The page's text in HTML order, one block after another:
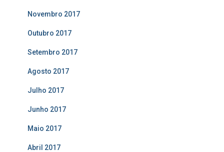
Novembro 2017
Outubro 2017
Setembro 2017
Agosto 2017
Julho 2017
Junho 2017
Maio 2017
Abril 2017